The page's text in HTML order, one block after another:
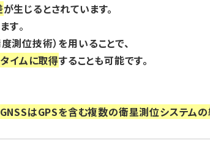
が生じるとされています。
す。
位技術）を用いることで、
イムに取得することも可能です。
GNSSはGPSを含む複数の衛星測位システム